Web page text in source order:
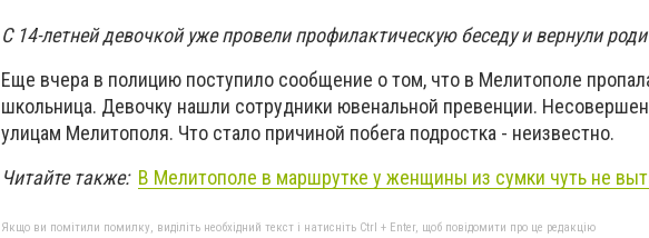
С 14-летней девочкой уже провели профилактическую беседу и вернули
Еще вчера в полицию поступило сообщение о том, что в Мелитополе
школьница. Девочку нашли сотрудники ювенальной превенции.
улицам Мелитополя. Что стало причиной побега подростка - неизвестно.
Читайте также: В Мелитополе в маршрутке у женщины из сумки чуть не
Якщо ви помітили помилку, виділіть необхідний текст і натисніть Ctrl + Enter, щоб повідомити про це редакцію